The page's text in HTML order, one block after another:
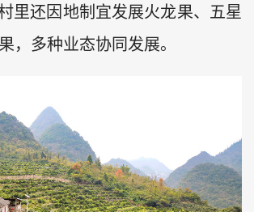
里还因地制宜发展火龙果、五星
，多种业态协同发展。